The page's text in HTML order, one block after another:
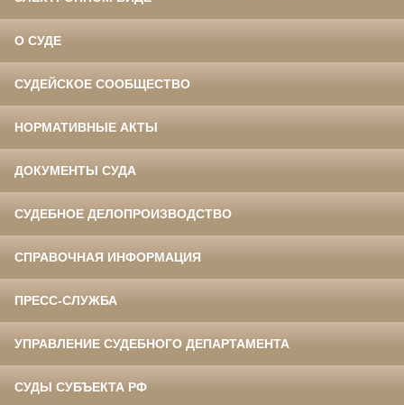
О СУДЕ
СУДЕЙСКОЕ СООБЩЕСТВО
НОРМАТИВНЫЕ АКТЫ
ДОКУМЕНТЫ СУДА
СУДЕБНОЕ ДЕЛОПРОИЗВОДСТВО
СПРАВОЧНАЯ ИНФОРМАЦИЯ
ПРЕСС-СЛУЖБА
УПРАВЛЕНИЕ СУДЕБНОГО ДЕПАРТАМЕНТА
СУДЫ СУБЪЕКТА РФ